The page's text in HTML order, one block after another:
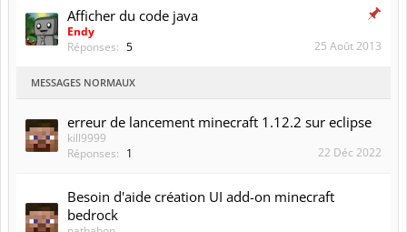
Afficher du code java
Endy
Réponses: 5 25 Août 2013
MESSAGES NORMAUX
erreur de lancement minecraft 1.12.2 sur eclipse
kill9999
Réponses: 1 22 Déc 2022
Besoin d'aide création UI add-on minecraft
bedrock